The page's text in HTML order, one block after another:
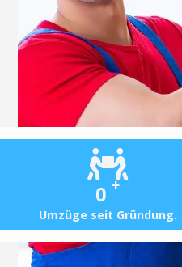
0 +
Umzüge seit Gründung.